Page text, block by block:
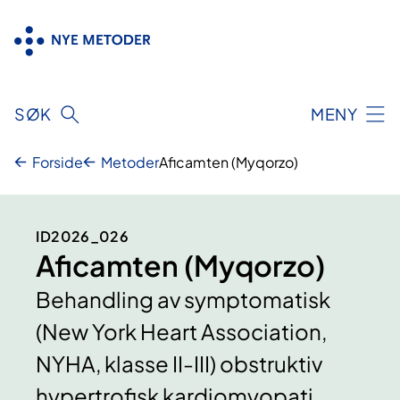
innhold
SØK MENY
Forside MetoderAficamten (Myqorzo)
ID2026_026
Aficamten (Myqorzo)
Behandling av symptomatisk
(New York Heart Association,
NYHA, klasse II-III) obstruktiv